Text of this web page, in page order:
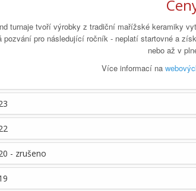
turnaje tvoří výrobky z tradiční mařížské keramiky
pozvání pro následující ročník - neplatí startovné a
nebo až v
Více informací na
- zrušeno